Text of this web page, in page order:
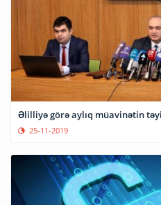
Əlilliyə görə aylıq müavinətin
25-11-2019